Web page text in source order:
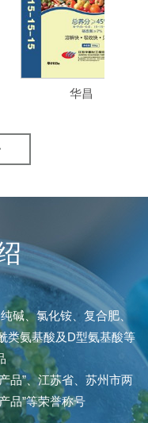
碱、氯化铵、复合肥、
类氨基酸及D型氨基酸等
品”、江苏省、苏州市两
品”等荣誉称号